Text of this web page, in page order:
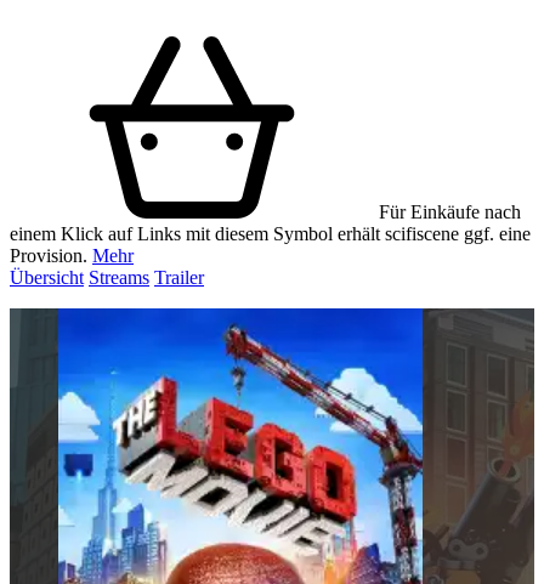
Für Einkäufe nach
einem Klick auf Links mit diesem Symbol erhält scifiscene ggf. eine
Provision. Mehr
Übersicht Streams Trailer